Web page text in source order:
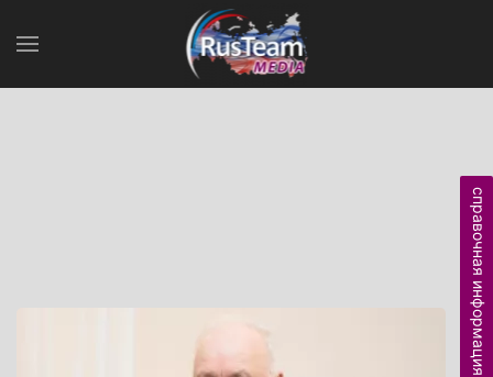
справочная информация